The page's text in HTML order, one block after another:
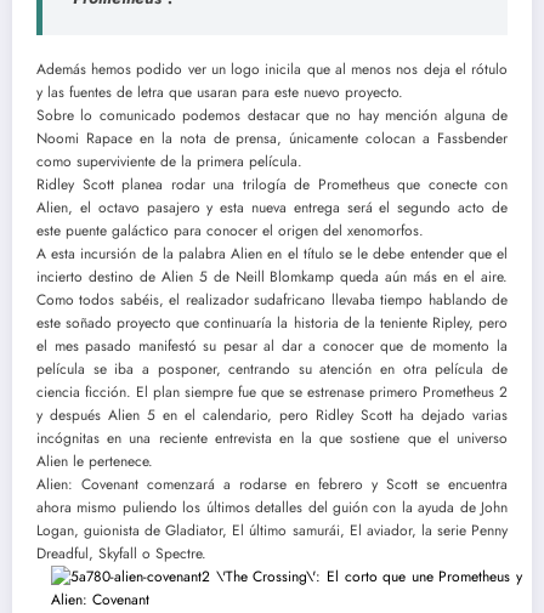
Además hemos podido ver un logo inicila que al menos nos deja el rótulo
y las fuentes de letra que usaran para este nuevo proyecto.
Sobre lo comunicado podemos destacar que no hay mención alguna de
Noomi Rapace en la nota de prensa, únicamente colocan a Fassbender
como superviviente de la primera película.
Ridley Scott planea rodar una trilogía de Prometheus que conecte con
Alien, el octavo pasajero y esta nueva entrega será el segundo acto de
este puente galáctico para conocer el origen del xenomorfos.
A esta incursión de la palabra Alien en el título se le debe entender que el
incierto destino de Alien 5 de Neill Blomkamp queda aún más en el aire.
Como todos sabéis, el realizador sudafricano llevaba tiempo hablando de
este soñado proyecto que continuaría la historia de la teniente Ripley, pero
el mes pasado manifestó su pesar al dar a conocer que de momento la
película se iba a posponer, centrando su atención en otra película de
ciencia ficción. El plan siempre fue que se estrenase primero Prometheus 2
y después Alien 5 en el calendario, pero Ridley Scott ha dejado varias
incógnitas en una reciente entrevista en la que sostiene que el universo
Alien le pertenece.
Alien: Covenant comenzará a rodarse en febrero y Scott se encuentra
ahora mismo puliendo los últimos detalles del guión con la ayuda de John
Logan, guionista de Gladiator, El último samurái, El aviador, la serie Penny
Dreadful, Skyfall o Spectre.